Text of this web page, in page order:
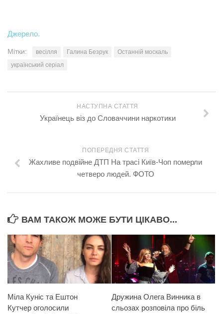
Привітання
Суспільство
#Війна
Джерело.
Мітки: весілля Галина Безрук
Останній москаль
український серіал
НАСТУПНА СТАТТЯ
Українець віз до Словаччини наркотики
ПОПЕРЕДНЯ СТАТТЯ
Жахливе подвійне ДТП На трасі Київ-Чоп померли
четверо людей. ФОТО
ВАМ ТАКОЖ МОЖЕ БУТИ ЦІКАВО...
Міла Куніс та Ештон
Кутчер оголосили
Дружина Олега Винника в
сльозах розповіла про біль